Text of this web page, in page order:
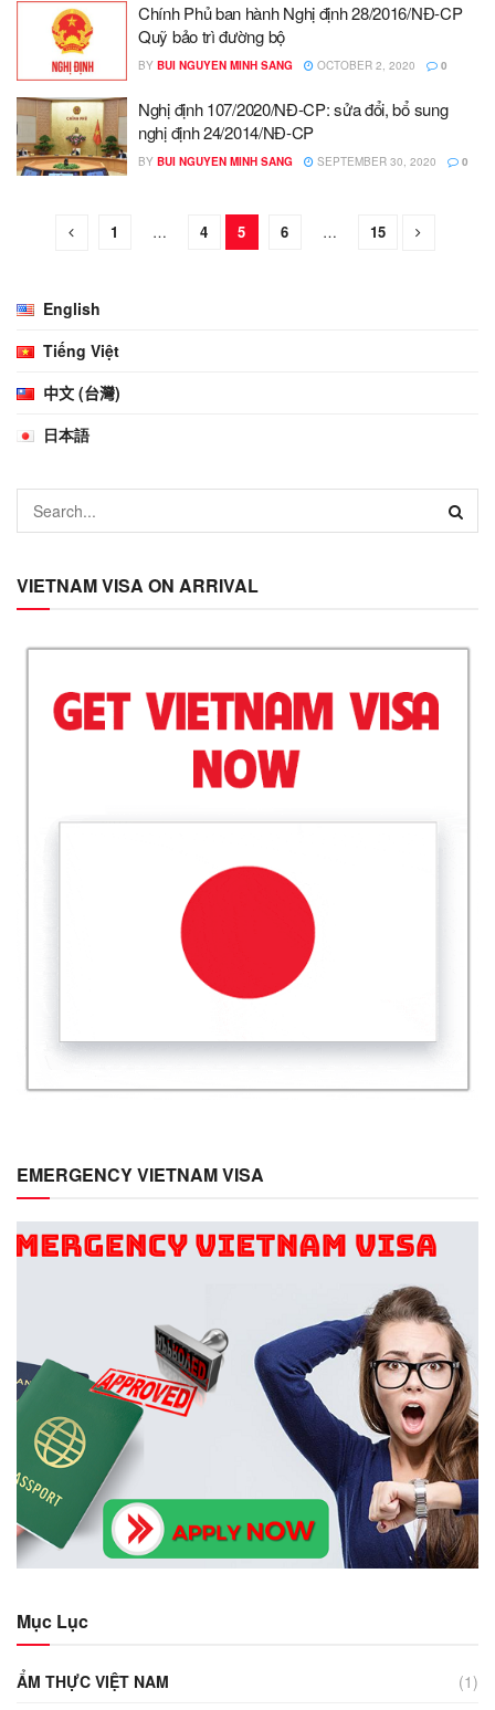
Chính Phủ ban hành Nghị định 28/2016/NĐ-CP
Quỹ bảo trì đường bộ
BY BUI NGUYEN MINH SANG OCTOBER 2, 2020 0
Nghị định 107/2020/NĐ-CP: sửa đổi, bổ sung
nghị định 24/2014/NĐ-CP
BY BUI NGUYEN MINH SANG SEPTEMBER 30, 2020 0
1 … 4 5 6 … 15
English
Tiếng Việt
中文 (台灣)
日本語
VIETNAM VISA ON ARRIVAL
EMERGENCY VIETNAM VISA
Mục Lục
ẨM THỰC VIỆT NAM
(1)